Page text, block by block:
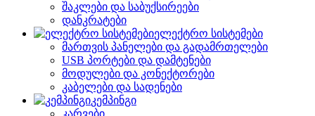
შაკლები და საბუქსირეები
დანკრატები
ელექტრო სისტემები
მართვის პანელები და გადამრთელები
USB პორტები და დამტენები
მოდულები და კონექტორები
კაბელები და სადენები
კემპინგი
კარვები